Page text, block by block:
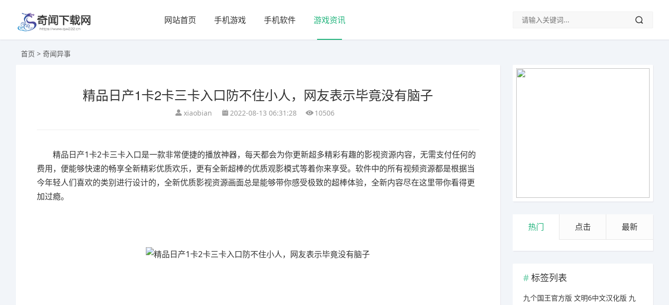
网站首页 手机游戏 手机软件 游戏资讯
首页 > 奇闻异事
精品日产1卡2卡三卡入口防不住小人，网友表示毕竟没有脑子
xiaobian 2022-08-13 06:31:28 10506
精品日产1卡2卡三卡入口是一款非常便捷的播放神器，每天都会为你更新超多精彩有趣的影视资源内容，无需支付任何的
费用，便能够快速的畅享全新精彩优质欢乐，更有全新超棒的优质观影模式等着你来享受。软件中的所有视频资源都是根据当
今年轻人们喜欢的类别进行设计的，全新优质影视资源画面总是能够带你感受极致的超棒体验，全新内容尽在这里带你看得更
加过瘾。
热门 点击 最新
标签列表
九个国王官方版 文明6中文汉化版 九